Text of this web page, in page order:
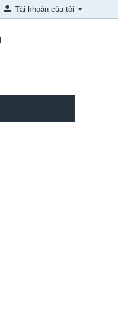
Tài khoản của tôi